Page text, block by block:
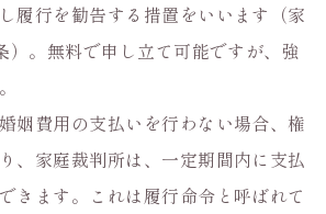
履行を勧告する措置をいいます（家
）。無料で申し立て可能ですが、強
姻費用の支払いを行わない場合、権
、家庭裁判所は、一定期間内に支払
きます。これは履行命令と呼ばれて